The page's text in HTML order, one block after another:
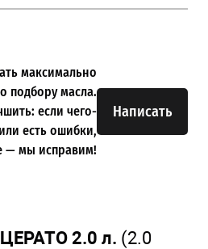
Написать
максимально
подбору масла.
если чего-
есть ошибки,
— мы исправим!
2.0 л. (2.0